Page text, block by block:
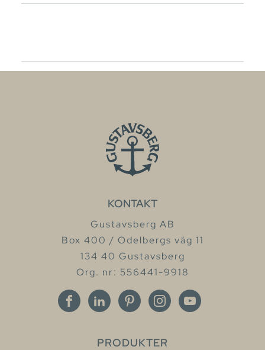
KONTAKT
Gustavsberg AB
Box 400 / Odelbergs väg 11
134 40 Gustavsberg
Org. nr: 556441-9918
PRODUKTER